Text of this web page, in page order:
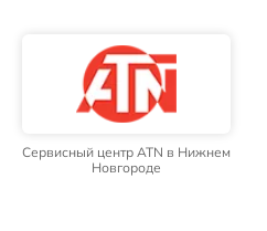
Сервисный центр ATN в Нижнем
Новгороде